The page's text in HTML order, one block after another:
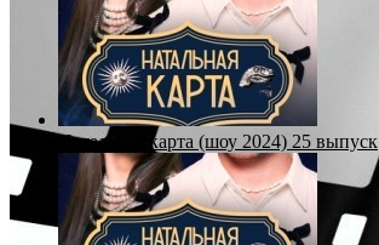
Натальная карта (шоу 2024) 25 выпуск